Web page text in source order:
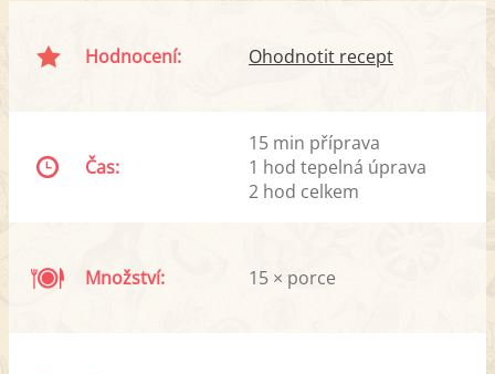
Hodnocení: Ohodnotit recept
Čas:
15 min příprava
1 hod tepelná úprava
2 hod celkem
Množství: 15 × porce